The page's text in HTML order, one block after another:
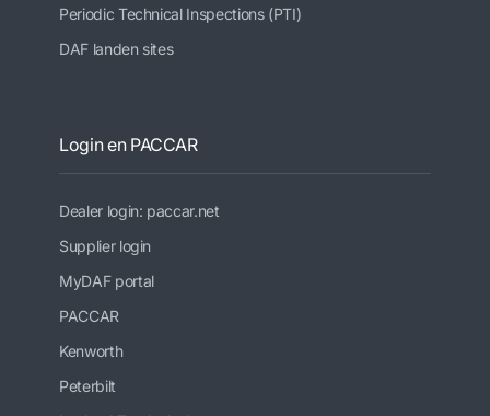
Periodic Technical Inspections (PTI)
DAF landen sites
Login en PACCAR
Dealer login: paccar.net
Supplier login
MyDAF portal
PACCAR
Kenworth
Peterbilt